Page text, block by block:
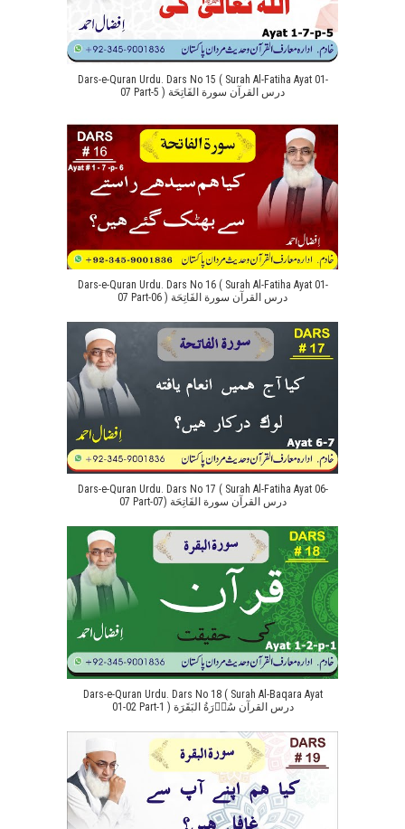
Dars-e-Quran Urdu. Dars No 15 ( Surah Al-Fatiha Ayat 01-
07 Part-5 ) درس القرآن سورة الفَاتِحَة
Dars-e-Quran Urdu. Dars No 16 ( Surah Al-Fatiha Ayat 01-
07 Part-06 ) درس القرآن سورة الفَاتِحَة
Dars-e-Quran Urdu. Dars No 17 ( Surah Al-Fatiha Ayat 06-
07 Part-07) درس القرآن سورة الفَاتِحَة
Dars-e-Quran Urdu. Dars No 18 ( Surah Al-Baqara Ayat
01-02 Part-1 ) درس القرآن سُوۡرَةُ البَقَرَة